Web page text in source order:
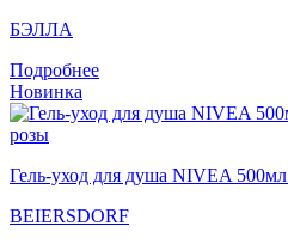
БЭЛЛА
Подробнее
Новинка
Гель-уход для душа NIVEA
BEIERSDORF